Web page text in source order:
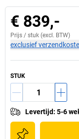
€ 839,-
Prijs / stuk (excl. BTW)
exclusief
STUK
Levertijd: 5-6